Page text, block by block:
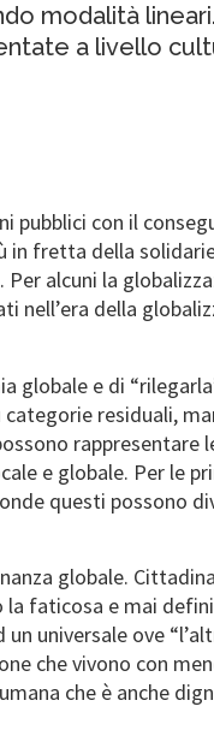
modalità
a livello
pubblici con il
fretta della
alcuni la
nell’era della
globale e di
residuali,
e globale. Per le
questi possono
globale.
faticosa e mai
universale ove
che vivono con
che è anche